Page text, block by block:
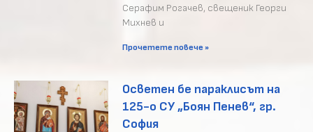
Серафим Рогачев, свещеник Георги
Михнев и
Прочетете повече »
Осветен бе параклисът на
125-о СУ „Боян Пенев“, гр.
София